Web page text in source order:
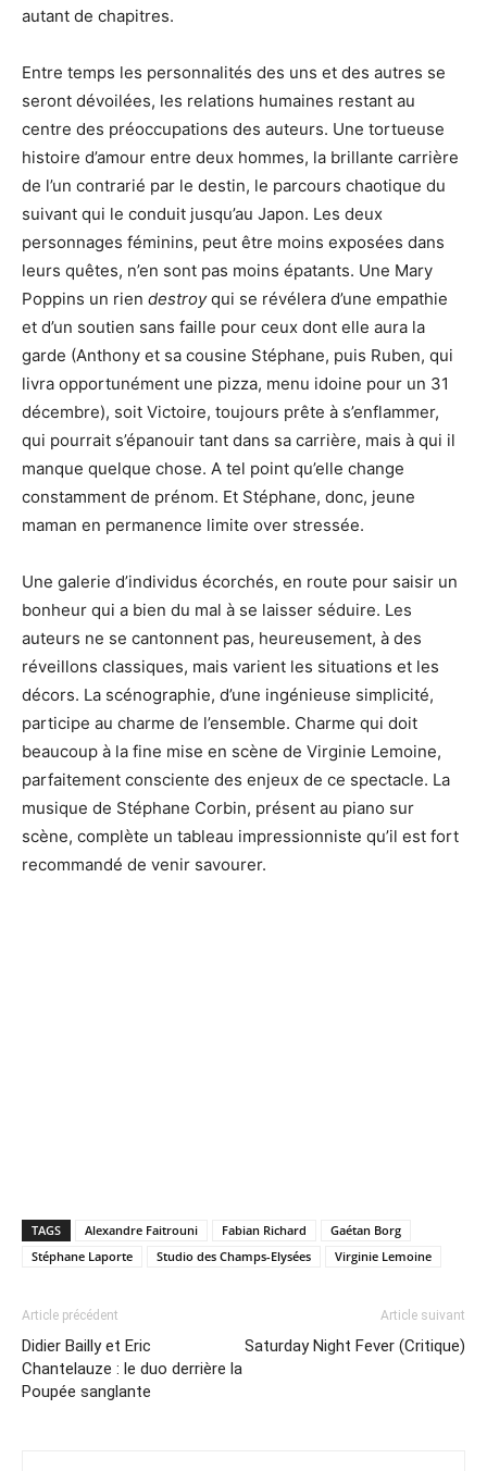
autant de chapitres.
Entre temps les personnalités des uns et des autres se
seront dévoilées, les relations humaines restant au
centre des préoccupations des auteurs. Une tortueuse
histoire d’amour entre deux hommes, la brillante carrière
de l’un contrarié par le destin, le parcours chaotique du
suivant qui le conduit jusqu’au Japon. Les deux
personnages féminins, peut être moins exposées dans
leurs quêtes, n’en sont pas moins épatants. Une Mary
Poppins un rien destroyqui se révélera d’une empathie
et d’un soutien sans faille pour ceux dont elle aura la
garde (Anthony et sa cousine Stéphane, puis Ruben, qui
livra opportunément une pizza, menu idoine pour un 31
décembre), soit Victoire, toujours prête à s’enflammer,
qui pourrait s’épanouir tant dans sa carrière, mais à qui il
manque quelque chose. A tel point qu’elle change
constamment de prénom. Et Stéphane, donc, jeune
maman en permanence limite over stressée.
Une galerie d’individus écorchés, en route pour saisir un
bonheur qui a bien du mal à se laisser séduire. Les
auteurs ne se cantonnent pas, heureusement, à des
réveillons classiques, mais varient les situations et les
décors. La scénographie, d’une ingénieuse simplicité,
participe au charme de l’ensemble. Charme qui doit
beaucoup à la fine mise en scène de Virginie Lemoine,
parfaitement consciente des enjeux de ce spectacle. La
musique de Stéphane Corbin, présent au piano sur
scène, complète un tableau impressionniste qu’il est fort
recommandé de venir savourer.
TAGS Alexandre Faitrouni Fabian Richard
Gaétan Borg
Stéphane Laporte
Studio des Champs-Elysées Virginie Lemoine
Article précédent
Didier Bailly et Eric
Chantelauze : le duo derrière la
Poupée sanglante
Article suivant
Saturday Night Fever (Critique)